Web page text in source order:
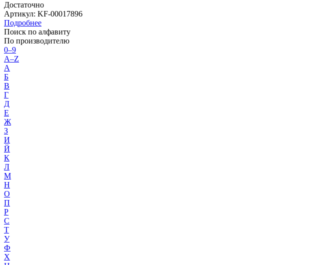
Достаточно
Артикул: KF-00017896
Подробнее
Поиск по алфавиту
По производителю
0–9
A–Z
А
Б
В
Г
Д
Е
Ж
З
И
Й
К
Л
М
Н
О
П
Р
С
Т
У
Ф
Х